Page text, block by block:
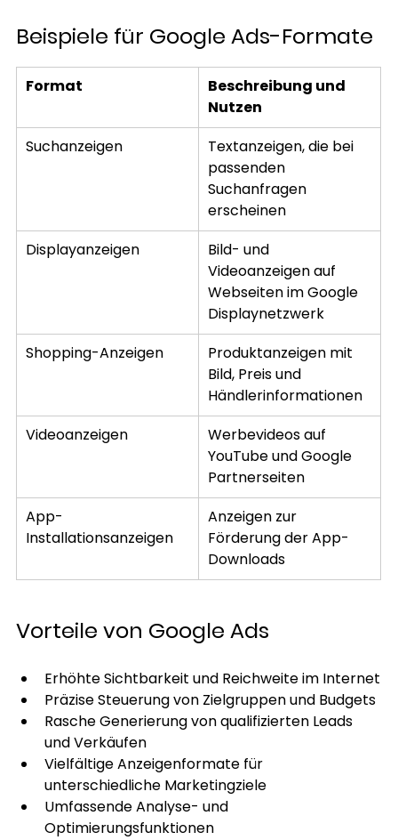
Beispiele für Google Ads-Formate
Format
Beschreibung und
Nutzen
Suchanzeigen
Textanzeigen, die bei
passenden
Suchanfragen
erscheinen
Displayanzeigen
Bild- und
Videoanzeigen auf
Webseiten im Google
Displaynetzwerk
Shopping-Anzeigen
Produktanzeigen mit
Bild, Preis und
Händlerinformationen
Videoanzeigen
Werbevideos auf
YouTube und Google
Partnerseiten
App-
Installationsanzeigen
Anzeigen zur
Förderung der App-
Downloads
Vorteile von Google Ads
Erhöhte Sichtbarkeit und Reichweite im Internet
Präzise Steuerung von Zielgruppen und Budgets
Rasche Generierung von qualifizierten Leads
und Verkäufen
Vielfältige Anzeigenformate für
unterschiedliche Marketingziele
Umfassende Analyse- und
Optimierungsfunktionen